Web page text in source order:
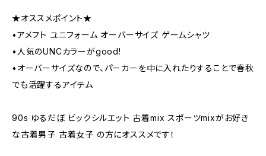
★オススメポイント★
•アメフト ユニフォーム オーバーサイズ ゲームシャツ
•人気のUNCカラーがgood!
•オーバーサイズなので、パーカーを中に入れたりすることで春秋
でも活躍するアイテム
90s ゆるだぼ ビックシルエット 古着mix スポーツmixがお好き
な古着男子 古着女子 の方にオススメです！